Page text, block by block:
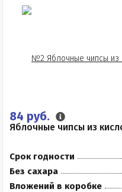
84 руб.
Яблочные чипсы из
Срок годности
Без сахара
Вложений в коробке